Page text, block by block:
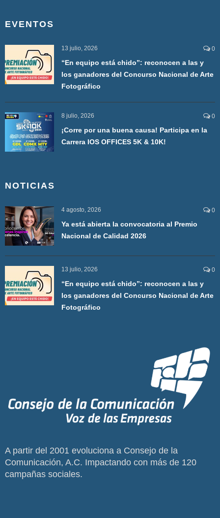
EVENTOS
13 julio, 2026 0
“En equipo está chido”: reconocen a las y
los ganadores del Concurso Nacional de Arte
Fotográfico
8 julio, 2026 0
¡Corre por una buena causa! Participa en la
Carrera IOS OFFICES 5K & 10K!
NOTICIAS
4 agosto, 2026 0
Ya está abierta la convocatoria al Premio
Nacional de Calidad 2026
13 julio, 2026 0
“En equipo está chido”: reconocen a las y
los ganadores del Concurso Nacional de Arte
Fotográfico
A partir del 2001 evoluciona a Consejo de la
Comunicación, A.C. Impactando con más de 120
campañas sociales.